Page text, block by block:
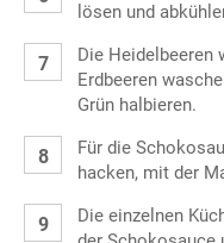
lösen und
Die Heidelbeeren
Erdbeeren
Grün halbieren.
Für die
hacken, mit der
Die einzelnen